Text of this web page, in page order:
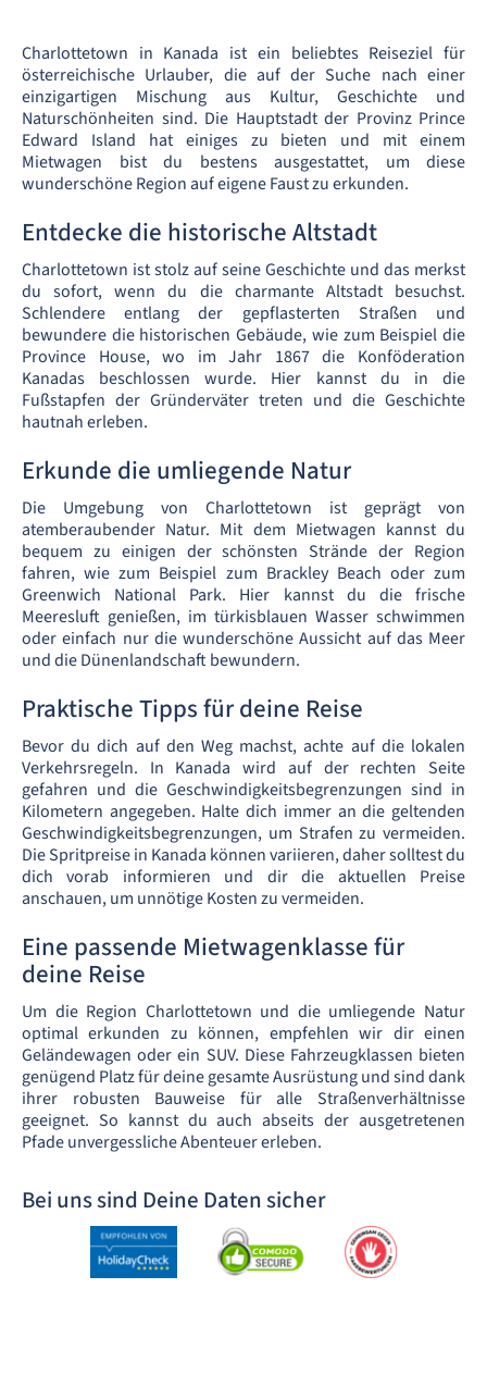
Charlottetown in Kanada ist ein beliebtes Reiseziel für
österreichische Urlauber, die auf der Suche nach einer
einzigartigen Mischung aus Kultur, Geschichte und
Naturschönheiten sind. Die Hauptstadt der Provinz Prince
Edward Island hat einiges zu bieten und mit einem
Mietwagen bist du bestens ausgestattet, um diese
wunderschöne Region auf eigene Faust zu erkunden.
Entdecke die historische Altstadt
Charlottetown ist stolz auf seine Geschichte und das merkst
du sofort, wenn du die charmante Altstadt besuchst.
Schlendere entlang der gepflasterten Straßen und
bewundere die historischen Gebäude, wie zum Beispiel die
Province House, wo im Jahr 1867 die Konföderation
Kanadas beschlossen wurde. Hier kannst du in die
Fußstapfen der Gründerväter treten und die Geschichte
hautnah erleben.
Erkunde die umliegende Natur
Die Umgebung von Charlottetown ist geprägt von
atemberaubender Natur. Mit dem Mietwagen kannst du
bequem zu einigen der schönsten Strände der Region
fahren, wie zum Beispiel zum Brackley Beach oder zum
Greenwich National Park. Hier kannst du die frische
Meeresluft genießen, im türkisblauen Wasser schwimmen
oder einfach nur die wunderschöne Aussicht auf das Meer
und die Dünenlandschaft bewundern.
Praktische Tipps für deine Reise
Bevor du dich auf den Weg machst, achte auf die lokalen
Verkehrsregeln. In Kanada wird auf der rechten Seite
gefahren und die Geschwindigkeitsbegrenzungen sind in
Kilometern angegeben. Halte dich immer an die geltenden
Geschwindigkeitsbegrenzungen, um Strafen zu vermeiden.
Die Spritpreise in Kanada können variieren, daher solltest du
dich vorab informieren und dir die aktuellen Preise
anschauen, um unnötige Kosten zu vermeiden.
Eine passende Mietwagenklasse für
deine Reise
Um die Region Charlottetown und die umliegende Natur
optimal erkunden zu können, empfehlen wir dir einen
Geländewagen oder ein SUV. Diese Fahrzeugklassen bieten
genügend Platz für deine gesamte Ausrüstung und sind dank
ihrer robusten Bauweise für alle Straßenverhältnisse
geeignet. So kannst du auch abseits der ausgetretenen
Pfade unvergessliche Abenteuer erleben.
Bei uns sind Deine Daten sicher